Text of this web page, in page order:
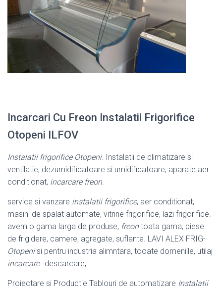
Incarcari Cu Freon Instalatii Frigorifice
Otopeni ILFOV
Instalatii frigorifice Otopeni. Instalatii de climatizare si
ventilatie, dezumidificatoare si umidificatoare, aparate aer
conditionat, incarcare freon.
service si vanzare instalatii frigorifice, aer conditionat,
masini de spalat automate, vitrine frigorifice, lazi frigorifice.
avem o gama larga de produse, freontoata gama, piese
de frigidere, camere, agregate, suflante. LAVI ALEX FRIG-
Otopenisi pentru industria alimntara, tooate domeniile, utilaj
incarcare–descarcare,.
Proiectare si Productie Tablouri de automatizare Instalatii